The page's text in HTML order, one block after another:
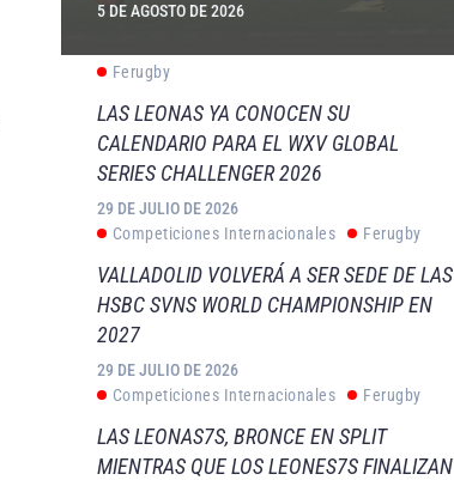
5 DE AGOSTO DE 2026
Ferugby
LAS LEONAS YA CONOCEN SU
CALENDARIO PARA EL WXV GLOBAL
SERIES CHALLENGER 2026
29 DE JULIO DE 2026
Competiciones Internacionales
Ferugby
VALLADOLID VOLVERÁ A SER SEDE DE LAS
HSBC SVNS WORLD CHAMPIONSHIP EN
2027
29 DE JULIO DE 2026
Competiciones Internacionales
Ferugby
LAS LEONAS7S, BRONCE EN SPLIT
MIENTRAS QUE LOS LEONES7S FINALIZAN